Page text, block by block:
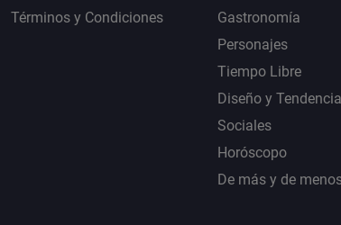
Términos y Condiciones
Gastronomía
Personajes
Tiempo Libre
Diseño y
Sociales
Horóscopo
De más y de